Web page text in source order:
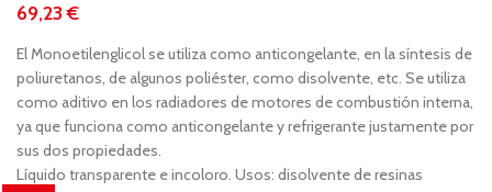
€
El Monoetilenglicol se utiliza como anticongelante, en la síntesis de
poliuretanos, de algunos poliéster, como disolvente, etc. Se utiliza
como aditivo en los radiadores de motores de combustión interna,
ya que funciona como anticongelante y refrigerante justamente por
sus dos propiedades.
Líquido transparente e incoloro. Usos: disolvente de resinas